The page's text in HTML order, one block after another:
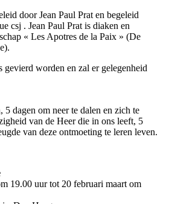
door Jean Paul Prat en begeleid
csj . Jean Paul Prat is diaken en
« Les Apotres de la Paix » (De
worden en zal er gelegenheid
5 dagen om neer te dalen en zich te
van de Heer die in ons leeft, 5
van deze ontmoeting te leren leven.
19.00 uur tot 20 februari maart om